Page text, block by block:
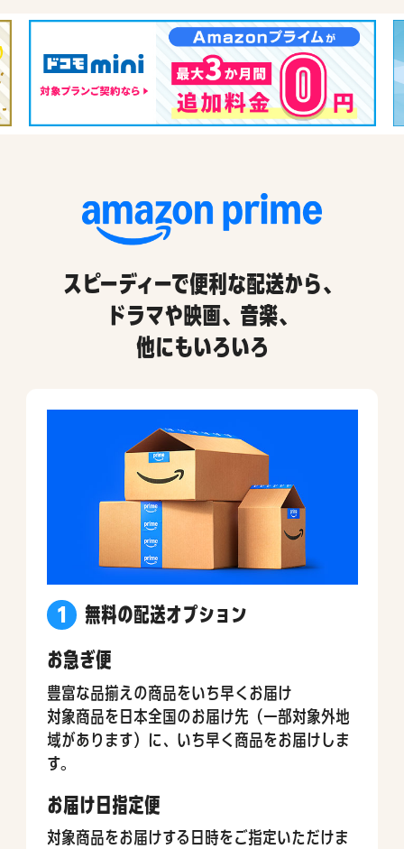
スピーディーで便利な配送から、
ドラマや映画、音楽、
他にもいろいろ
1 無料の配送オプション
お急ぎ便
豊富な品揃えの商品をいち早くお届け
対象商品を日本全国のお届け先（一部対象外地
域があります）に、いち早く商品をお届けしま
す。
お届け日指定便
対象商品をお届けする日時をご指定いただけま